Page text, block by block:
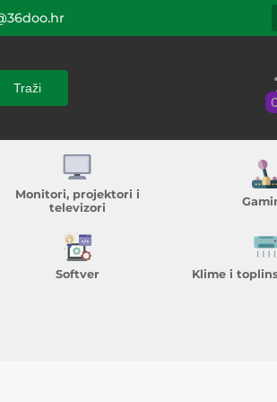
Traži
Traži
Monitori, projektori i
televizori
Softver Klime i